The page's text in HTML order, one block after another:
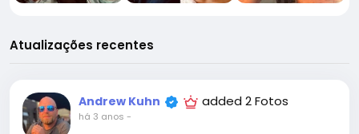
Atualizações recentes
Andrew Kuhn added 2 Fotos
há 3 anos -